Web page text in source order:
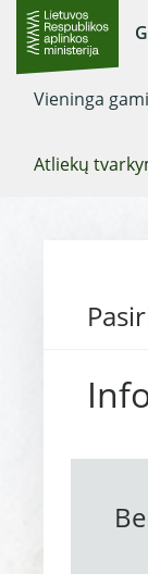
Vieninga
Atliekų